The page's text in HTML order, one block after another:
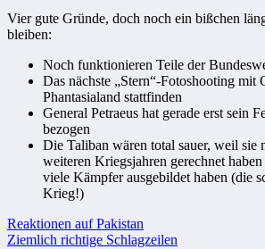
Vier gute Gründe, doch noch ein bißchen
bleiben:
Noch funktionieren Teile der
Das nächste „Stern“-Fotoshooting mit
Phantasialand stattfinden
General Petraeus hat gerade erst sein
bezogen
Die Taliban wären total sauer, weil sie
weiteren Kriegsjahren gerechnet
viele Kämpfer ausgebildet haben (die
Krieg!)
Beitragsnavigation
Reaktionen auf Pakistan
Ziemlich richtige Schlagzeilen